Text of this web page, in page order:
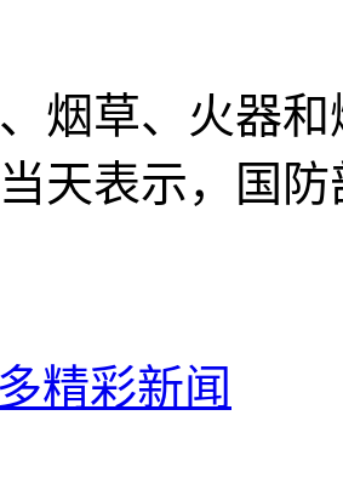
烟草、火器
天表示，国
精彩新闻